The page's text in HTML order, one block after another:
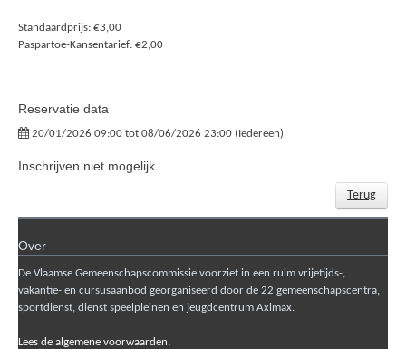
Standaardprijs: €3,00
Paspartoe-Kansentarief: €2,00
Reservatie data
20/01/2026 09:00 tot 08/06/2026 23:00 (Iedereen)
Inschrijven niet mogelijk
Terug
Over
De Vlaamse Gemeenschapscommissie voorziet in een ruim vrijetijds-,
vakantie- en cursusaanbod georganiseerd door de 22 gemeenschapscentra,
sportdienst, dienst speelpleinen en jeugdcentrum Aximax.
Lees de algemene voorwaarden.